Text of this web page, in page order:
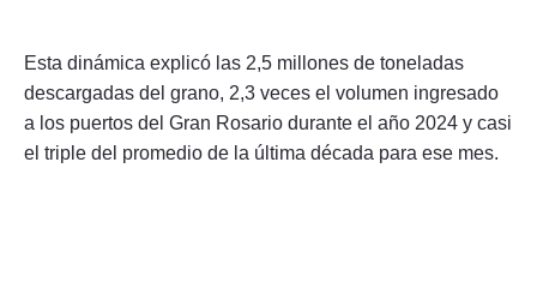
Esta dinámica explicó las 2,5 millones de toneladas
descargadas del grano, 2,3 veces el volumen ingresado
a los puertos del Gran Rosario durante el año 2024 y casi
el triple del promedio de la última década para ese mes.